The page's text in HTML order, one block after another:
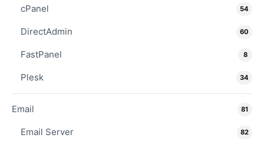
cPanel 54
DirectAdmin 60
FastPanel 8
Plesk 34
Email 81
Email Server 82